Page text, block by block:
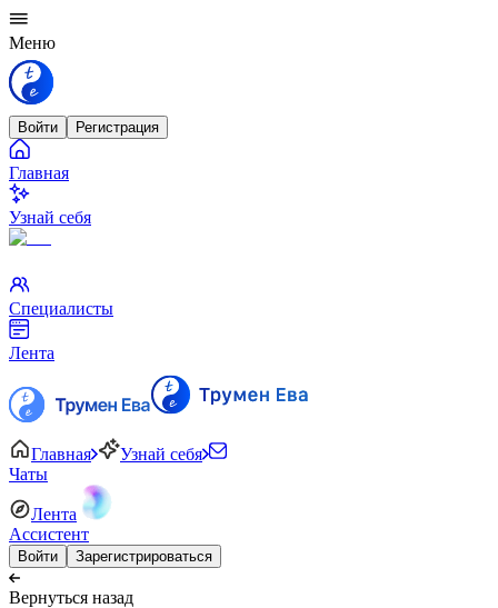
Меню
Войти Регистрация
Главная
Узнай себя
Специалисты
Лента
Главная
Узнай себя
Чаты
Лента
Ассистент
Войти Зарегистрироваться
Вернуться назад